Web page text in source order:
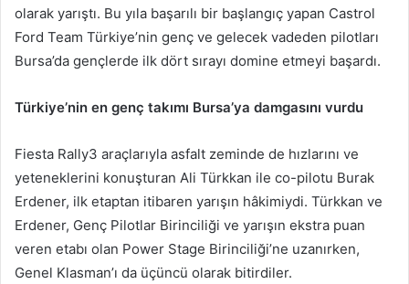
olarak yarıştı. Bu yıla başarılı bir başlangıç yapan Castrol
Ford Team Türkiye’nin genç ve gelecek vadeden pilotları
Bursa’da gençlerde ilk dört sırayı domine etmeyi başardı.
Türkiye’nin en genç takımı Bursa’ya damgasını vurdu
Fiesta Rally3 araçlarıyla asfalt zeminde de hızlarını ve
yeteneklerini konuşturan Ali Türkkan ile co-pilotu Burak
Erdener, ilk etaptan itibaren yarışın hâkimiydi. Türkkan ve
Erdener, Genç Pilotlar Birinciliği ve yarışın ekstra puan
veren etabı olan Power Stage Birinciliği’ne uzanırken,
Genel Klasman’ı da üçüncü olarak bitirdiler.